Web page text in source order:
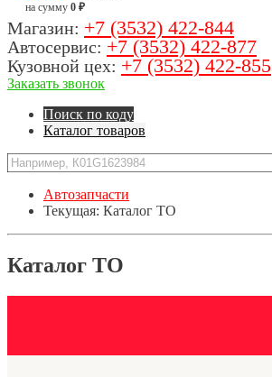
на сумму 0 ₽
Магазин: +7 (3532) 422-844
Автосервис: +7 (3532) 422-877
Кузовной цех: +7 (3532) 422-855
Заказать звонок
Поиск по коду
Каталог товаров
Автозапчасти
Текущая: Каталог ТО
Каталог ТО